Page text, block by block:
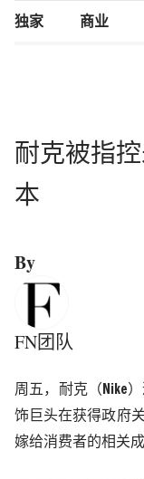
独家 商业
耐克被指
本
By
FN团队
周五，耐克（ Nike
饰巨头在获得政府
嫁给消费者的相关